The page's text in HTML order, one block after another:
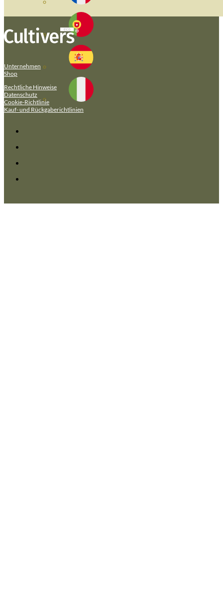
Unternehmen
Shop
Rechtliche Hinweise
Datenschutz
Cookie-Richtlinie
Kauf- und Rückgaberichtlinien